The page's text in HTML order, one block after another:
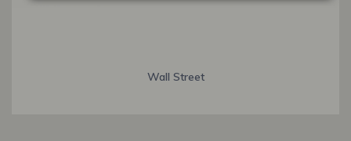
Wall Street